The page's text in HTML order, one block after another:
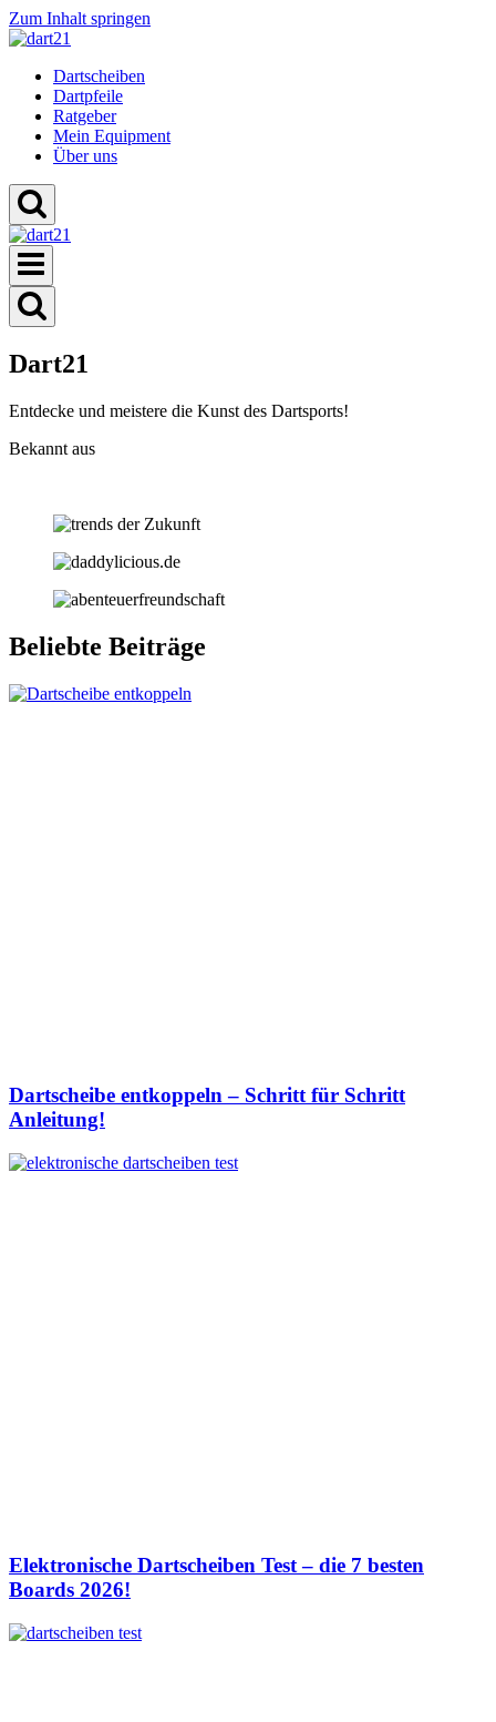
Zum Inhalt springen
Dartscheiben
Dartpfeile
Ratgeber
Mein Equipment
Über uns
Dart21
Entdecke und meistere die Kunst des Dartsports!
Bekannt aus
Beliebte Beiträge
Dartscheibe entkoppeln – Schritt für Schritt
Anleitung!
Elektronische Dartscheiben Test – die 7 besten
Boards 2026!